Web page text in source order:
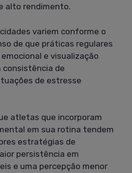
alto rendimento.
variem conforme o
de que práticas regulares
e visualização
consistência de
de estresse
atletas que incorporam
em sua rotina tendem
estratégias de
persistência em
e uma percepção menor